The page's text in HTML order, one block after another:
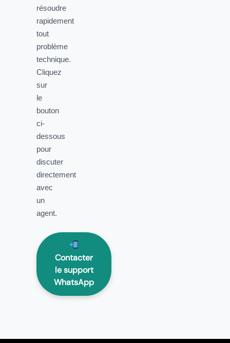
résoudre
rapidement
tout
problème
technique.
Cliquez
sur
le
bouton
ci-
dessous
pour
discuter
directement
avec
un
agent.
Contacter
le support
WhatsApp